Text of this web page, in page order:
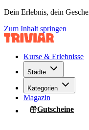
Dein Erlebnis, dein
Zum Inhalt springen
Kurse & Erlebnisse
Städte
Kategorien
Magazin
Gutscheine